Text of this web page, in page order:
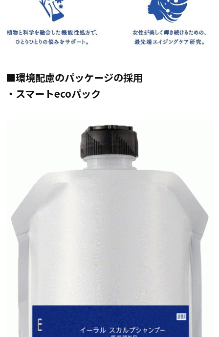
■環境配慮のパッケージの採用
・スマートecoパック